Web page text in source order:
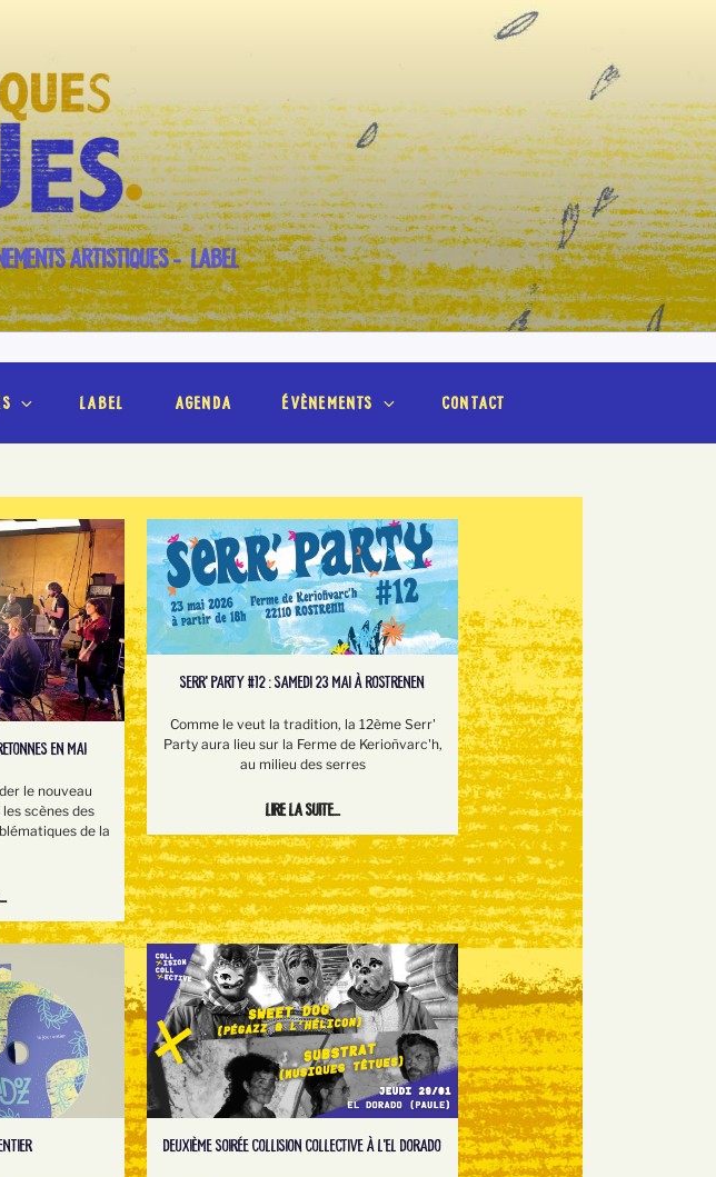
ARTISTIQUES – LABEL
label agenda évènements contact
EN MAI
le nouveau
scènes des
de la
SERR’ PARTY #12 : SAMEDI 23 MAI À ROSTRENEN
Comme le veut la tradition, la 12ème Serr'
Party aura lieu sur la Ferme de Kerioñvarc'h,
au milieu des serres
Lire la suite...
DEUXIÈME SOIRÉE COLLISION COLLECTIVE À L'EL DORADO